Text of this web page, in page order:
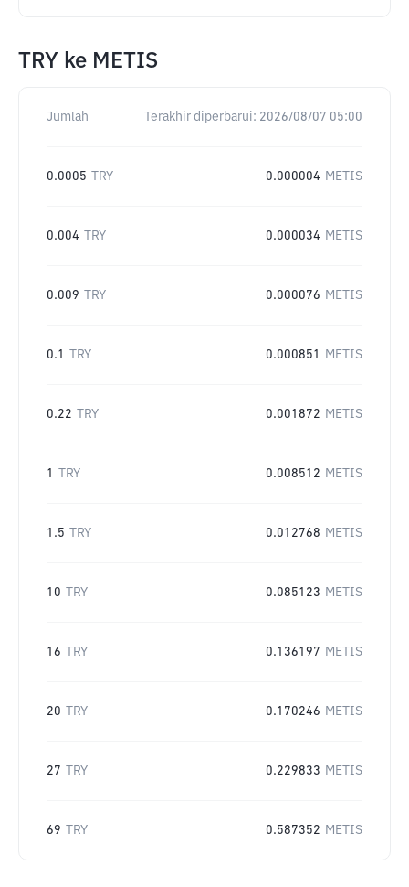
TRY ke METIS
Jumlah Terakhir diperbarui: 2026/08/07 05:00
0.0005 TRY 0.000004 METIS
0.004 TRY 0.000034 METIS
0.009 TRY 0.000076 METIS
0.1 TRY 0.000851 METIS
0.22 TRY 0.001872 METIS
1 TRY 0.008512 METIS
1.5 TRY 0.012768 METIS
10 TRY 0.085123 METIS
16 TRY 0.136197 METIS
20 TRY 0.170246 METIS
27 TRY 0.229833 METIS
69 TRY 0.587352 METIS